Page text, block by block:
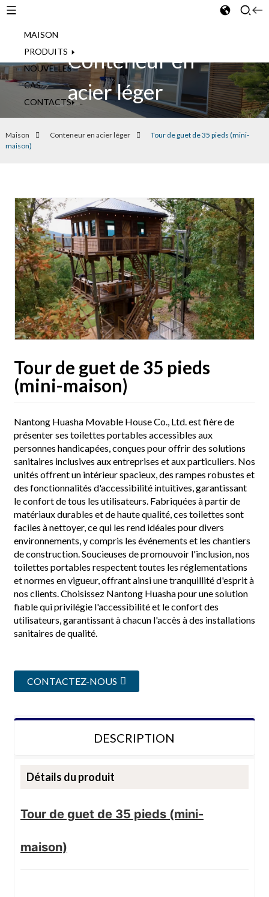
MAISON
PRODUITS
NOUVELLES
CAS
CONTACTS
Conteneur en
acier léger
Maison Conteneur en acier léger
Tour de guet de 35 pieds (mini-
maison)
Tour de guet de 35 pieds
(mini-maison)
Nantong Huasha Movable House Co., Ltd. est fière de
présenter ses toilettes portables accessibles aux
personnes handicapées, conçues pour offrir des solutions
sanitaires inclusives aux entreprises et aux particuliers. Nos
unités offrent un intérieur spacieux, des rampes robustes et
des fonctionnalités d'accessibilité intuitives, garantissant
le confort de tous les utilisateurs. Fabriquées à partir de
matériaux durables et de haute qualité, ces toilettes sont
faciles à nettoyer, ce qui les rend idéales pour divers
environnements, y compris les événements et les chantiers
de construction. Soucieuses de promouvoir l'inclusion, nos
toilettes portables respectent toutes les réglementations
et normes en vigueur, offrant ainsi une tranquillité d'esprit à
nos clients. Choisissez Nantong Huasha pour une solution
fiable qui privilégie l'accessibilité et le confort des
utilisateurs, garantissant à chacun l'accès à des installations
sanitaires de qualité.
CONTACTEZ-NOUS
DESCRIPTION
Détails du produit
Tour de guet de 35 pieds (mini-
maison)